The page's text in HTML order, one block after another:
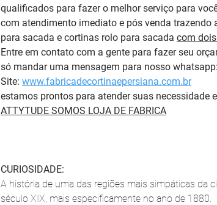
qualificados para fazer o melhor serviço para
com atendimento imediato e pós venda trazendo
para sacada e cortinas rolo para sacada com
Entre em contato com a gente para fazer seu
só mandar uma mensagem para nosso
Site: www.fabricadecortinaepersiana.com.br
estamos prontos para atender suas necessidade
ATTYTUDE SOMOS LOJA DE FABRICA
CURIOSIDADE:
A história de uma das regiões mais simpáticas da
século XIX, mais especificamente no ano de 1880.